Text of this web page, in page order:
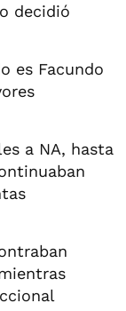
decidió
es Facundo
a NA, hasta